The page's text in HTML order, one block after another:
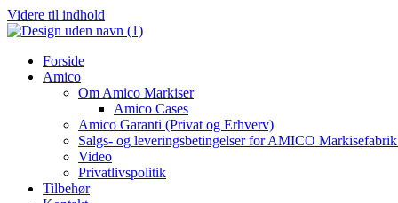
Videre til indhold
Forside
Amico
Om Amico Markiser
Amico Cases
Amico Garanti (Privat og Erhverv)
Salgs- og leveringsbetingelser for AMICO
Video
Privatlivspolitik
Tilbehør